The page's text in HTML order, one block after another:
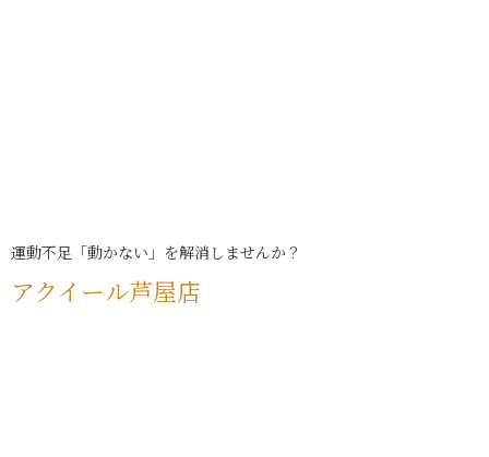
運動不足「動かない」を解消しませんか？
アクイール芦屋店